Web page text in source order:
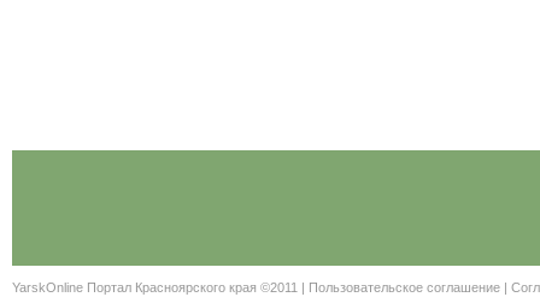
YarskOnline Портал Красноярского края ©2011 | Пользовательское соглашение |